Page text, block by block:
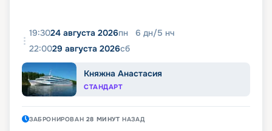
19:3024 августа 2026пн 6 дн/5 нч
22:0029 августа 2026сб
Княжна Анастасия
СТАНДАРТ
ЗАБРОНИРОВАН 28 МИНУТ НАЗАД